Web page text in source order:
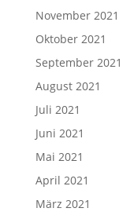
November 2021
Oktober 2021
September 2021
August 2021
Juli 2021
Juni 2021
Mai 2021
April 2021
März 2021